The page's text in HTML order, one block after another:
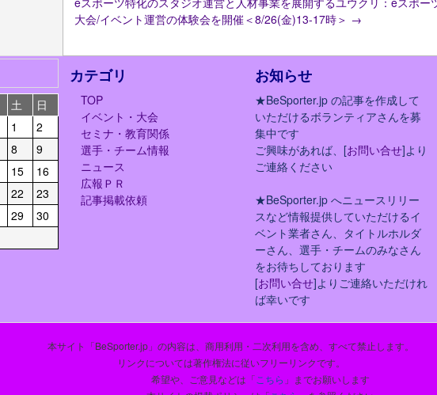
大会/イベント運営の体験会を開催＜8/26(金)13-17時＞ →
土
日
1
2
8
9
15
16
22
23
29
30
カテゴリ
TOP
イベント・大会
セミナ・教育関係
選手・チーム情報
ニュース
広報ＰＲ
記事掲載依頼
お知らせ
★BeSporter.jp の記事を作成して
いただけるボランティアさんを募
集中です
ご興味があれば、[お問い合せ]より
ご連絡ください
★BeSporter.jp へニュースリリー
スなど情報提供していただけるイ
ベント業者さん、タイトルホルダ
ーさん、選手・チームのみなさん
をお待ちしております
[お問い合せ]よりご連絡いただけれ
ば幸いです
本サイト「BeSporter.jp」の内容は、商用利用・二次利用を含め、すべて禁止します。
リンクについては著作権法に従いフリーリンクです。
希望や、ご意見などは「 こちら 」までお願いします